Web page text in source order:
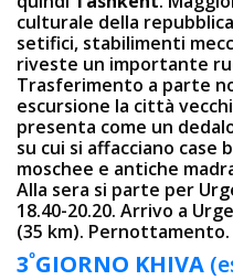
culturale della
setifici, stabilimenti
riveste un importante
Trasferimento a parte
escursione la città
presenta come un
su cui si affacciano case
moschee e antiche
Alla sera si parte per
18.40-20.20. Arrivo a
(35 km). Pernottamento.
3ºGIORNO KHIVA